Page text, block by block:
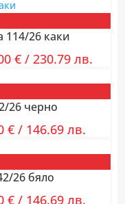
26 каки
€/ 230.79 лв.
26 черно
€/ 146.69 лв.
26 бяло
€/ 146.69 лв.